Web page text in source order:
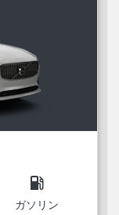
local_gas_station
ガソリン